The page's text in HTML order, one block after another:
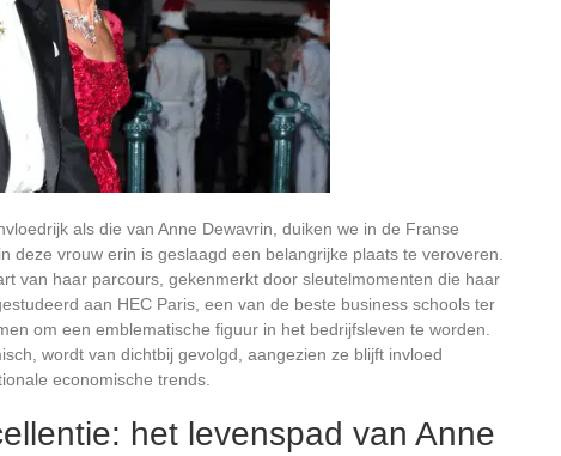
als die van Anne Dewavrin, duiken we in de Franse
deze vrouw erin is geslaagd een belangrijke plaats te veroveren.
van haar parcours, gekenmerkt door sleutelmomenten die haar
aan HEC Paris, een van de beste business schools ter
om een emblematische figuur in het bedrijfsleven te worden.
wordt van dichtbij gevolgd, aangezien ze blijft invloed
economische trends.
het levenspad van Anne